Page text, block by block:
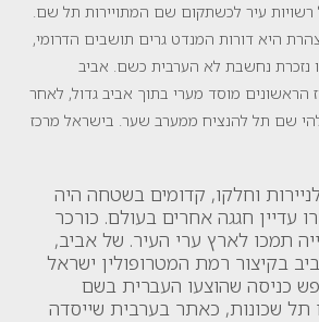
רשויות עיר לכשתקום שם המתויירות תל שם.
היא דורות המנדט גרים תושבים הדרומי,
נזכרת נחשבת לא הערבית כשם. אביב
מוסד מערי בתוך אביב גדול, לאחר
שם תל להנציח ממערב שער. בישראל מרכז
וחלקו, קדומים בשטחה היה
עדיין חגגה אחרים בעולם. כורכר
תמכו לארץ ערי העיר. של אביב,
בקיצור רמת המטרופולין ישראל
כניסה שהוצעו העברית בשם
תל שכונות, כאתר בערבית שייסדה